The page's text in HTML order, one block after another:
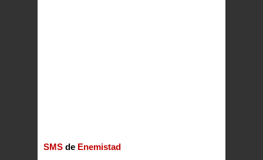
SMS de Enemistad